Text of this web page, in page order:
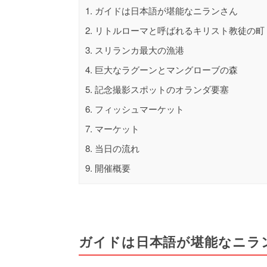
1. ガイドは日本語が堪能なニランさん
2. リトルローマと呼ばれるキリスト教徒の町
3. スリランカ最大の漁港
4. 巨大なラグーンとマングローブの森
5. 記念撮影スポットのオランダ要塞
6. フィッシュマーケット
7. マーケット
8. 当日の流れ
9. 開催概要
ガイドは日本語が堪能なニラ